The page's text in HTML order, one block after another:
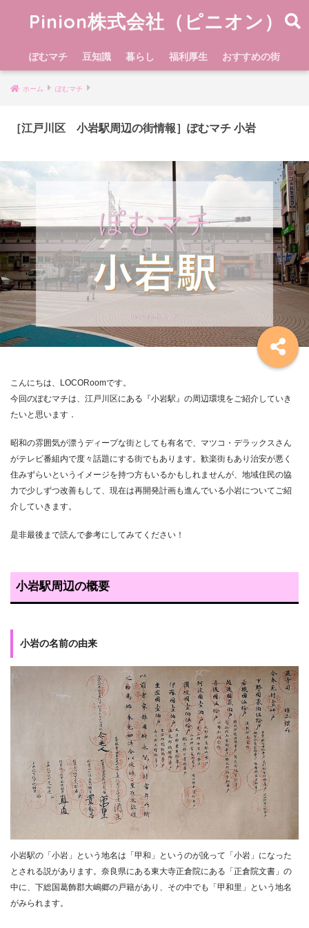
Pinion株式会社（ピニオン）
ぽむマチ 豆知識 暮らし 福利厚生 おすすめの街
ホーム ぽむマチ
［江戸川区 小岩駅周辺の街情報］ぽむマチ 小岩
こんにちは、LOCORoomです。
今回のぽむマチは、江戸川区にある『小岩駅』の周辺環境をご紹介していき
たいと思います．
昭和の雰囲気が漂うディープな街としても有名で、マツコ・デラックスさん
がテレビ番組内で度々話題にする街でもあります。歓楽街もあり治安が悪く
住みずらいというイメージを持つ方もいるかもしれませんが、地域住民の協
力で少しずつ改善もして、現在は再開発計画も進んでいる小岩についてご紹
介していきます。
是非最後まで読んで参考にしてみてください！
小岩駅周辺の概要
小岩の名前の由来
小岩駅の「小岩」という地名は「甲和」というのが訛って「小岩」になった
とされる説があります。奈良県にある東大寺正倉院にある「正倉院文書」の
中に、下総国葛飾郡大嶋郷の戸籍があり、その中でも「甲和里」という地名
がみられます。